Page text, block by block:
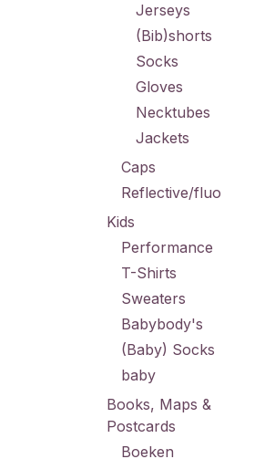
Jerseys
(Bib)shorts
Socks
Gloves
Necktubes
Jackets
Caps
Reflective/fluo
Kids
Performance
T-Shirts
Sweaters
Babybody's
(Baby) Socks
baby
Books, Maps &
Postcards
Boeken